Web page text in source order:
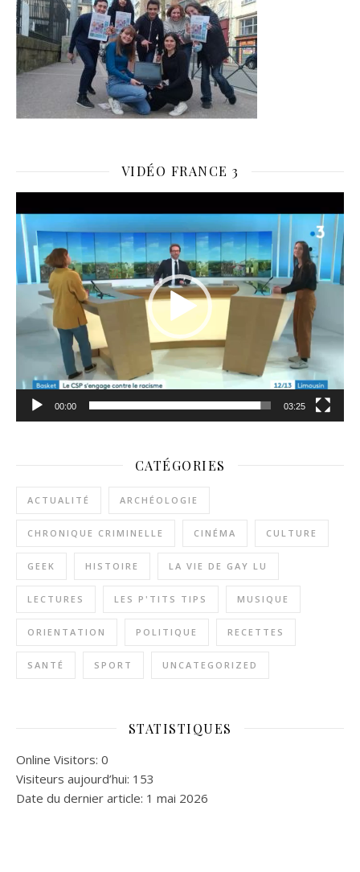
VIDÉO FRANCE 3
vidéo
00:00 03:25
CATÉGORIES
ACTUALITÉ ARCHÉOLOGIE
CHRONIQUE CRIMINELLE CINÉMA CULTURE
GEEK HISTOIRE LA VIE DE GAY LU
LECTURES LES P'TITS TIPS MUSIQUE
ORIENTATION POLITIQUE RECETTES
SANTÉ SPORT UNCATEGORIZED
STATISTIQUES
Online Visitors: 0
Visiteurs aujourd’hui: 153
Date du dernier article: 1 mai 2026